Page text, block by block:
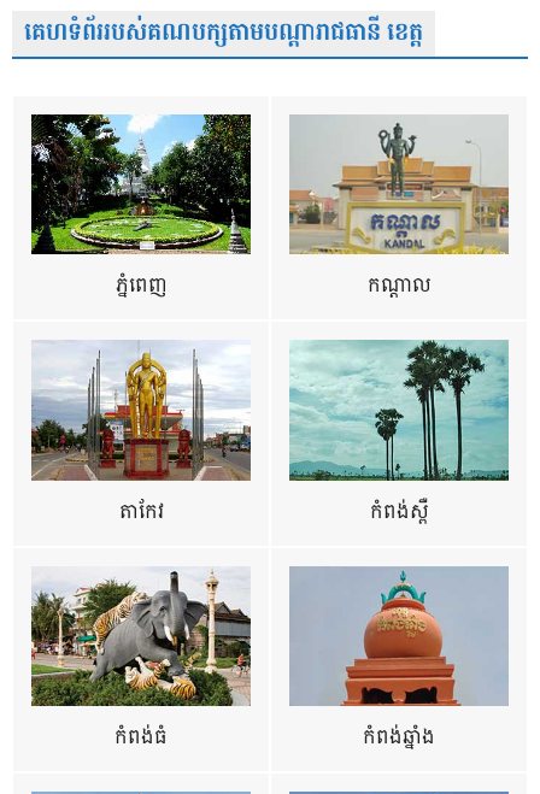
គេហទំព័ររបស់គណបក្សតាមបណ្តារាជធានី ខេត្ត
ភ្នំពេញ កណ្តាល
តាកែវ កំពង់ស្ពឺ
កំពង់ធំ កំពង់ឆ្នាំង